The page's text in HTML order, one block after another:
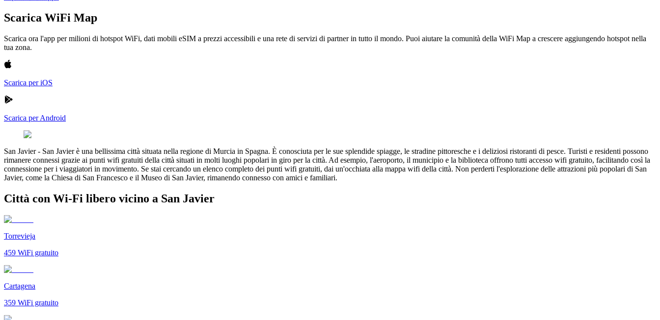
Scarica WiFi Map
Scarica ora l'app per milioni di hotspot WiFi, dati mobili eSIM a prezzi accessibili e una rete di servizi di partner in tutto il mondo. Puoi aiutare la comunità della WiFi Map a crescere aggiungendo hotspot nella
tua zona.
Scarica per iOS
Scarica per Android
San Javier- San Javier è una bellissima città situata nella regione di Murcia in Spagna. È conosciuta per le sue splendide spiagge, le stradine pittoresche e i deliziosi ristoranti di pesce. Turisti e residenti possono
rimanere connessi grazie ai punti wifi gratuiti della città situati in molti luoghi popolari in giro per la città. Ad esempio, l'aeroporto, il municipio e la biblioteca offrono tutti accesso wifi gratuito, facilitando così la
connessione per i viaggiatori in movimento. Se stai cercando un elenco completo dei punti wifi gratuiti, dai un'occhiata alla mappa wifi della città. Non perderti l'esplorazione delle attrazioni più popolari di San
Javier, come la Chiesa di San Francesco e il Museo di San Javier, rimanendo connesso con amici e familiari.
Città con Wi-Fi libero vicino a San Javier
Torrevieja
459 WiFi gratuito
Cartagena
359 WiFi gratuito